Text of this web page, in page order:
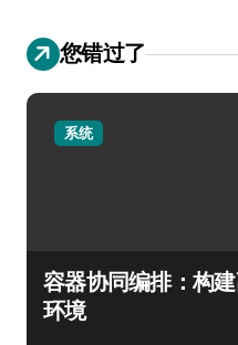
您错过了
系统
容器协同编排：构
环境